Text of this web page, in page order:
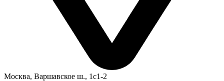
Москва, Варшавское ш., 1с1-2